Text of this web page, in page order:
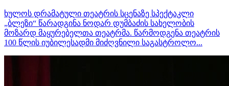
ხულოს დრამატული თეატრის სცენაზე სპექტაკლი
„ბლეზი“ წარადგინა ნოდარ დუმბაძის სახელობის
მოზარდ მაყურებელთა თეატრმა. წარმოდგენა თეატრის
100 წლის იუბილესადმი მიძღვნილი საგასტროლო...